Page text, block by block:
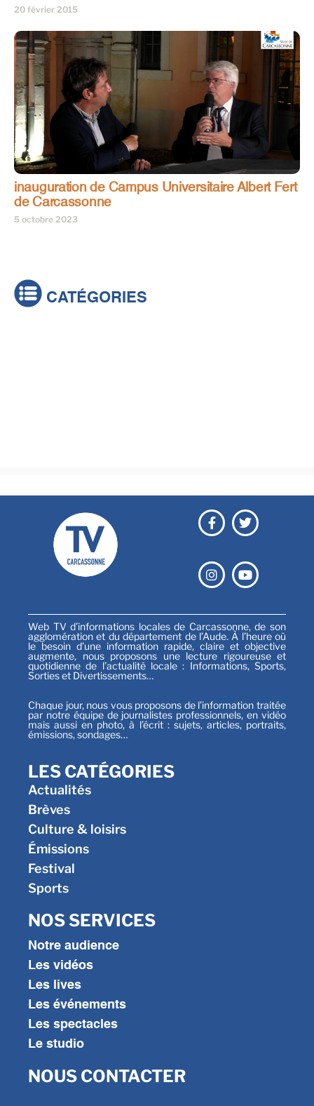
20 février 2015
inauguration de Campus Universitaire Albert Fert
de Carcassonne
5 octobre 2023
CATÉGORIES
Web TV d’informations locales de Carcassonne, de son
agglomération et du département de l’Aude. À l’heure où
le besoin d’une information rapide, claire et objective
augmente, nous proposons une lecture rigoureuse et
quotidienne de l’actualité locale : Informations, Sports,
Sorties et Divertissements…
Chaque jour, nous vous proposons de l’information traitée
par notre équipe de journalistes professionnels, en vidéo
mais aussi en photo, à l’écrit : sujets, articles, portraits,
émissions, sondages…
LES CATÉGORIES
Actualités
Brèves
Culture & loisirs
Émissions
Festival
Sports
NOS SERVICES
Notre audience
Les vidéos
Les lives
Les événements
Les spectacles
Le studio
NOUS CONTACTER